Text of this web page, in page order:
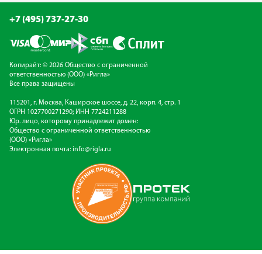
+7 (495) 737-27-30
Копирайт: © 2026 Общество с ограниченной
ответственностью (ООО) «Ригла»
Все права защищены
115201, г. Москва, Каширское шоссе, д. 22, корп. 4, стр. 1
ОГРН 1027700271290; ИНН 7724211288
Юр. лицо, которому принадлежит домен:
Общество с ограниченной ответственностью
(ООО) «Ригла»
Электронная почта: info@rigla.ru